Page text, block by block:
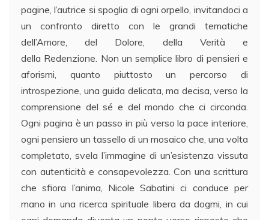
pagine, l’autrice si spoglia di ogni orpello, invitandoci a
un confronto diretto con le grandi tematiche
dell’Amore, del Dolore, della Verità e
della Redenzione. Non un semplice libro di pensieri e
aforismi, quanto piuttosto un percorso di
introspezione, una guida delicata, ma decisa, verso la
comprensione del sé e del mondo che ci circonda.
Ogni pagina è un passo in più verso la pace interiore,
ogni pensiero un tassello di un mosaico che, una volta
completato, svela l’immagine di un’esistenza vissuta
con autenticità e consapevolezza. Con una scrittura
che sfiora l’anima, Nicole Sabatini ci conduce per
mano in una ricerca spirituale libera da dogmi, in cui